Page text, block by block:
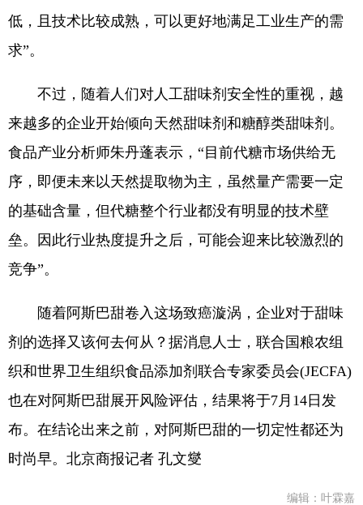
低，且技术比较成熟，可以更好地满足工业生产的需
求”。
不过，随着人们对人工甜味剂安全性的重视，越
来越多的企业开始倾向天然甜味剂和糖醇类甜味剂。
食品产业分析师朱丹蓬表示，“目前代糖市场供给无
序，即便未来以天然提取物为主，虽然量产需要一定
的基础含量，但代糖整个行业都没有明显的技术壁
垒。因此行业热度提升之后，可能会迎来比较激烈的
竞争”。
随着阿斯巴甜卷入这场致癌漩涡，企业对于甜味
剂的选择又该何去何从？据消息人士，联合国粮农组
织和世界卫生组织食品添加剂联合专家委员会(JECFA)
也在对阿斯巴甜展开风险评估，结果将于7月14日发
布。在结论出来之前，对阿斯巴甜的一切定性都还为
时尚早。北京商报记者 孔文燮
编辑：叶霖嘉